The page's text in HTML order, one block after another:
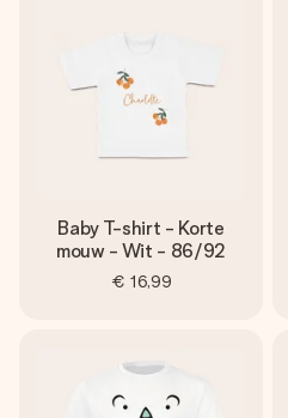
Baby T-shirt - Korte
mouw - Wit - 86/92
€ 16,99